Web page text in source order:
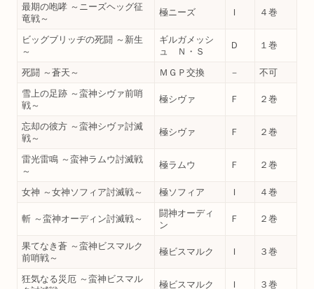
最期の咆哮 ～ニーズヘッグ征
竜戦～
極ニーズ Ｉ ４巻
ビッグブリッヂの死闘 ～新生
～
ギルガメッシ
ュ Ｎ・Ｓ
Ｄ １巻
死闘 ～蒼天～ ＭＧＰ交換 －
不可
雪上の足跡 ～蛮神シヴァ前哨
戦～
極シヴァ Ｆ ２巻
忘却の彼方 ～蛮神シヴァ討滅
戦～
極シヴァ Ｆ ２巻
雷光雷鳴 ～蛮神ラムウ討滅戦
～
極ラムウ Ｆ ２巻
女神 ～女神ソフィア討滅戦～ 極ソフィア Ｉ ４巻
斬 ～蛮神オーディン討滅戦～
闘神オーディ
ン
Ｆ ２巻
果てなき蒼 ～蛮神ビスマルク
前哨戦～
極ビスマルク Ｉ ３巻
狂気なる災厄 ～蛮神ビスマル
極ビスマルク Ｉ ３巻